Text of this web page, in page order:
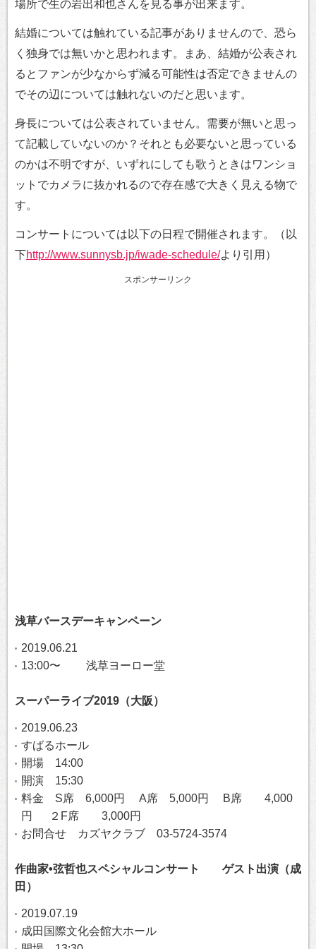
場所で生の岩出和也さんを見る事が出来ます。
結婚については触れている記事がありませんので、恐ら
く独身では無いかと思われます。まあ、結婚が公表され
るとファンが少なからず減る可能性は否定できませんの
でその辺については触れないのだと思います。
身長については公表されていません。需要が無いと思っ
て記載していないのか？それとも必要ないと思っている
のかは不明ですが、いずれにしても歌うときはワンショ
ットでカメラに抜かれるので存在感で大きく見える物で
す。
コンサートについては以下の日程で開催されます。（以
下http://www.sunnysb.jp/iwade-schedule/より引用）
スポンサーリンク
浅草バースデーキャンペーン
2019.06.21
13:00〜 浅草ヨーロー堂
スーパーライブ2019（大阪）
2019.06.23
すばるホール
開場 14:00
開演 15:30
料金 S席 6,000円 A席 5,000円 B席 4,000
円 ２F席 3,000円
お問合せ カズヤクラブ 03-5724-3574
作曲家•弦哲也スペシャルコンサート ゲスト出演（成
田）
2019.07.19
成田国際文化会館大ホール